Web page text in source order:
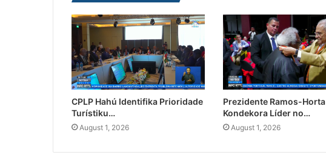
CPLP Hahú Identifika Prioridade
Turístiku…
August 1, 2026
Prezidente Ramos-Horta
Kondekora Líder no…
August 1, 2026